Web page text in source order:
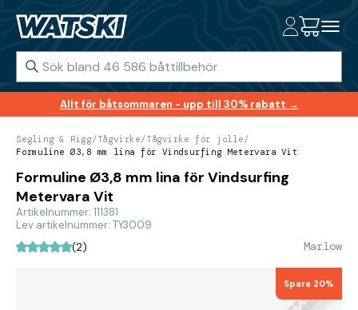
Allt för båtsommaren - upp till 30% rabatt →
Segling & Rigg/Tågvirke/Tågvirke för jolle/
Formuline Ø3,8 mm lina för Vindsurfing Metervara Vit
Formuline Ø3,8 mm lina för Vindsurfing
Metervara Vit
Artikelnummer: 111381
Lev artikelnummer: TY3009
(2) Marlow
Spara 20%